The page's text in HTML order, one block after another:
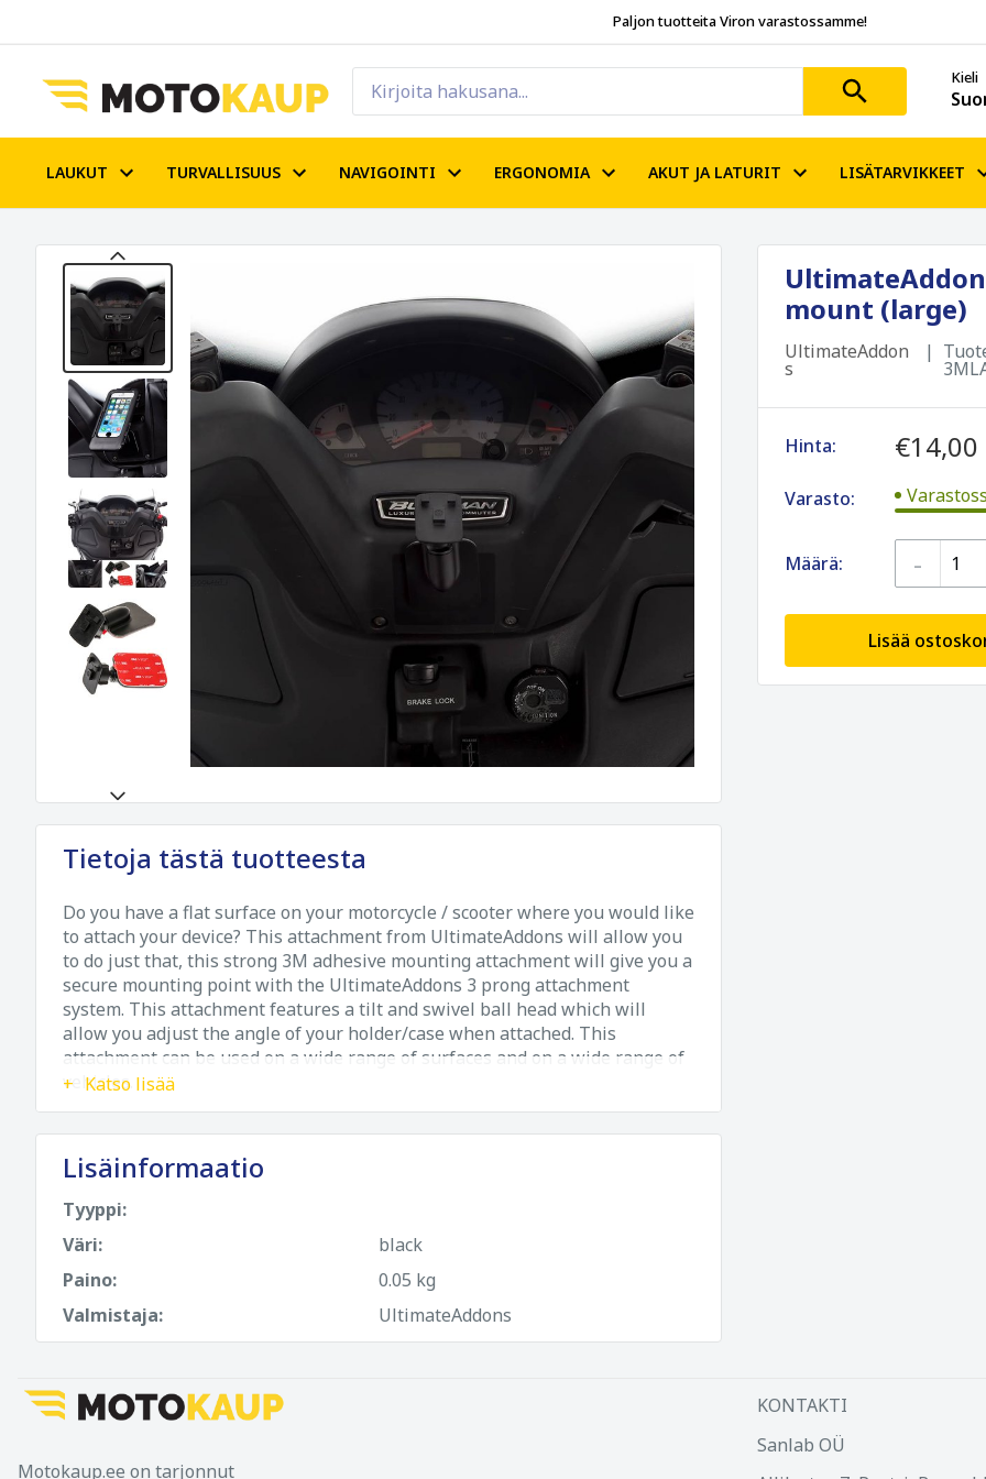
Paljon tuotteita Viron varastossamme!
Kieli
LAUKUT TURVALLISUUS NAVIGOINTI ERGONOMIA AKUT JA LATURIT LISÄTARVIKKEET
mount (large)
UltimateAddon
s
Hinta: €14,00
Varasto:
Määrä: -
Lisää
Tietoja tästä tuotteesta
Do you have a flat surface on your motorcycle / scooter where you would like
to attach your device? This attachment from UltimateAddons will allow you
to do just that, this strong 3M adhesive mounting attachment will give you a
secure mounting point with the UltimateAddons 3 prong attachment
system. This attachment features a tilt and swivel ball head which will
allow you adjust the angle of your holder/case when attached. This
attachment can be used on a wide range of surfaces and on a wide range of
vehicles.
Katso lisää
Lisäinformaatio
Tyyppi:
Väri:
black
Paino:
0.05 kg
Valmistaja:
UltimateAddons
Motokaup.ee on tarjonnut
KONTAKTI
Sanlab OÜ